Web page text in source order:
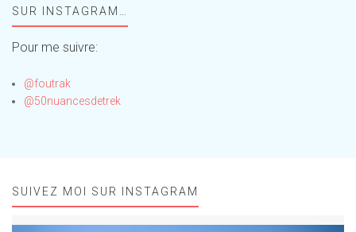
!SUR INSTAGRAM…
Pour me suivre:
@foutrak
@50nuancesdetrek
SUIVEZ MOI SUR INSTAGRAM